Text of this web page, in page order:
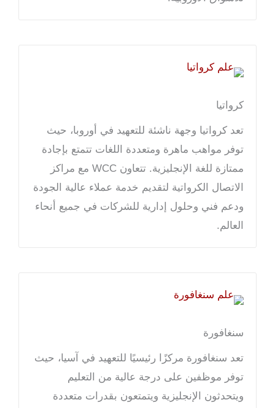
كرواتيا
تعد كرواتيا وجهة ناشئة للتعهيد في أوروبا، حيث
توفر مواهب ماهرة ومتعددة اللغات تتمتع بإجادة
ممتازة للغة الإنجليزية. تتعاون WCC مع مراكز
الاتصال الكرواتية لتقديم خدمة عملاء عالية الجودة
ودعم فني وحلول إدارية للشركات في جميع أنحاء
العالم.
سنغافورة
تعد سنغافورة مركزًا رئيسيًا للتعهيد في آسيا، حيث
توفر موظفين على درجة عالية من التعليم
ويتحدثون الإنجليزية ويتمتعون بقدرات متعددة